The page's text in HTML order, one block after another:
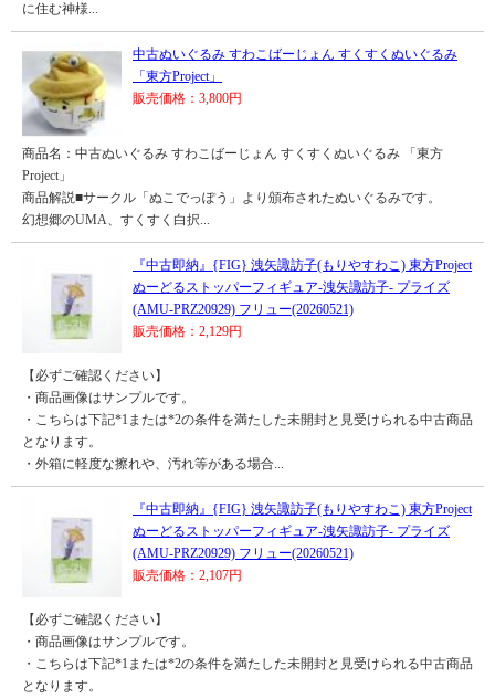
に住む神様...
中古ぬいぐるみ すわこばーじょん すくすくぬいぐるみ
「東方Project」
販売価格：3,800円
商品名：中古ぬいぐるみ すわこばーじょん すくすくぬいぐるみ 「東方
Project」
商品解説■サークル「ぬこでっぽう」より頒布されたぬいぐるみです。
幻想郷のUMA、すくすく白択...
『中古即納』{FIG} 洩矢諏訪子(もりやすわこ) 東方Project
ぬーどるストッパーフィギュア-洩矢諏訪子- プライズ
(AMU-PRZ20929) フリュー(20260521)
販売価格：2,129円
【必ずご確認ください】
・商品画像はサンプルです。
・こちらは下記*1または*2の条件を満たした未開封と見受けられる中古商品
となります。
・外箱に軽度な擦れや、汚れ等がある場合...
『中古即納』{FIG} 洩矢諏訪子(もりやすわこ) 東方Project
ぬーどるストッパーフィギュア-洩矢諏訪子- プライズ
(AMU-PRZ20929) フリュー(20260521)
販売価格：2,107円
【必ずご確認ください】
・商品画像はサンプルです。
・こちらは下記*1または*2の条件を満たした未開封と見受けられる中古商品
となります。